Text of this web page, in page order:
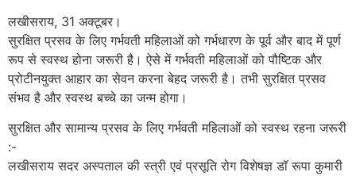
लखीसराय, 31 अक्टूबर।
सुरक्षित प्रसव के लिए गर्भवती महिलाओं को गर्भधारण के पूर्व और बाद में पूर्ण
रूप से स्वस्थ होना जरूरी है। ऐसे में गर्भवती महिलाओं को पौष्टिक और
प्रोटीनयुक्त आहार का सेवन करना बेहद जरूरी है। तभी सुरक्षित प्रसव
संभव है और स्वस्थ बच्चे का जन्म होगा।
सुरक्षित और सामान्य प्रसव के लिए गर्भवती महिलाओं को स्वस्थ रहना जरूरी
:-
लखीसराय सदर अस्पताल की स्त्री एवं प्रसूति रोग विशेषज्ञ डॉ रूपा कुमारी